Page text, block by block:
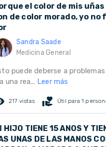
el color de mis uñas
de color morado, yo no
Sandra Saade
Medicina General
puede deberse a
una rea... Leer más
217 vistas volunteer_activism Útil para 1
HIJO TIENE 15 ANOS Y
UNAS DE LAS MANOS